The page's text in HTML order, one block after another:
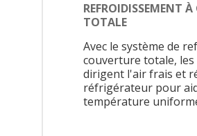
REFROIDISSEMENT
TOTALE
Avec le système de
couverture totale,
dirigent l'air frais et
réfrigérateur pour
température